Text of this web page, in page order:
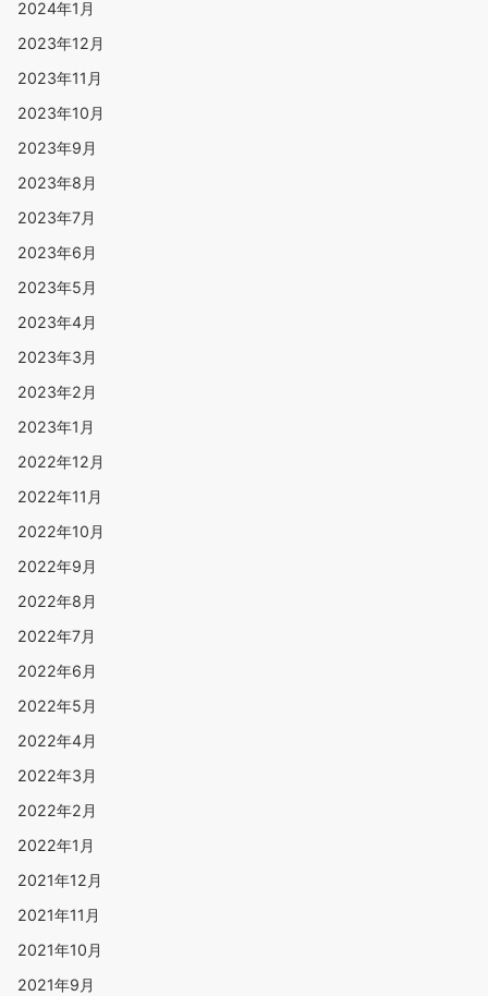
2024年1月
2023年12月
2023年11月
2023年10月
2023年9月
2023年8月
2023年7月
2023年6月
2023年5月
2023年4月
2023年3月
2023年2月
2023年1月
2022年12月
2022年11月
2022年10月
2022年9月
2022年8月
2022年7月
2022年6月
2022年5月
2022年4月
2022年3月
2022年2月
2022年1月
2021年12月
2021年11月
2021年10月
2021年9月